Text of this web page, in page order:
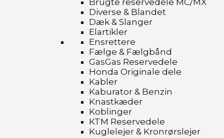
Brugte reservedele MC/MX
Diverse & Blandet
Dæk & Slanger
Elartikler
Ensrettere
Fælge & Fælgbånd
GasGas Reservedele
Honda Originale dele
Kabler
Kaburator & Benzin
Knastkæder
Koblinger
KTM Reservedele
Kuglelejer & Kronrørslejer